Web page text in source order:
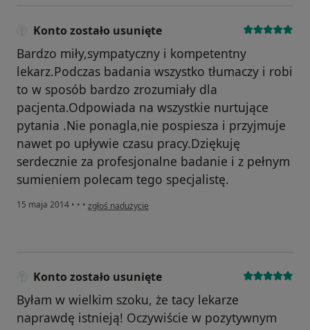
Konto zostało usunięte
Bardzo miły,sympatyczny i kompetentny
lekarz.Podczas badania wszystko tłumaczy i robi
to w sposób bardzo zrozumiały dla
pacjenta.Odpowiada na wszystkie nurtujące
pytania .Nie ponagla,nie pospiesza i przyjmuje
nawet po upływie czasu pracy.Dziękuję
serdecznie za profesjonalne badanie i z pełnym
sumieniem polecam tego specjalistę.
15 maja 2014 • • • w opinii użytkownika Konto zostało usunięte
zgłoś nadużycie
Konto zostało usunięte
Byłam w wielkim szoku, że tacy lekarze
naprawdę istnieją! Oczywiście w pozytywnym